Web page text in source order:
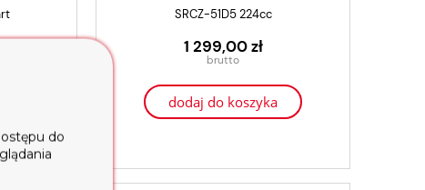
Glebogryzarka Spalinowa Weima
WMX620 + belka + 2 x obsypnik
SRCZ-51D5 224cc
1 299,00 zł
dodaj do koszyka
do